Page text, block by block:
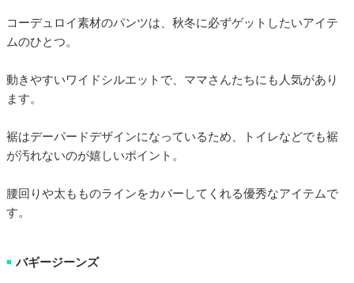
コーデュロイ素材のパンツは、秋冬に必ずゲットしたいアイテ
ムのひとつ。
動きやすいワイドシルエットで、ママさんたちにも人気があり
ます。
裾はデーパードデザインになっているため、トイレなどでも裾
が汚れないのが嬉しいポイント。
腰回りや太もものラインをカバーしてくれる優秀なアイテムで
す。
■ バギージーンズ